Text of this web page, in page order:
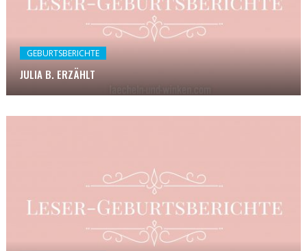
GEBURTSBERICHTE
JULIA B. ERZÄHLT